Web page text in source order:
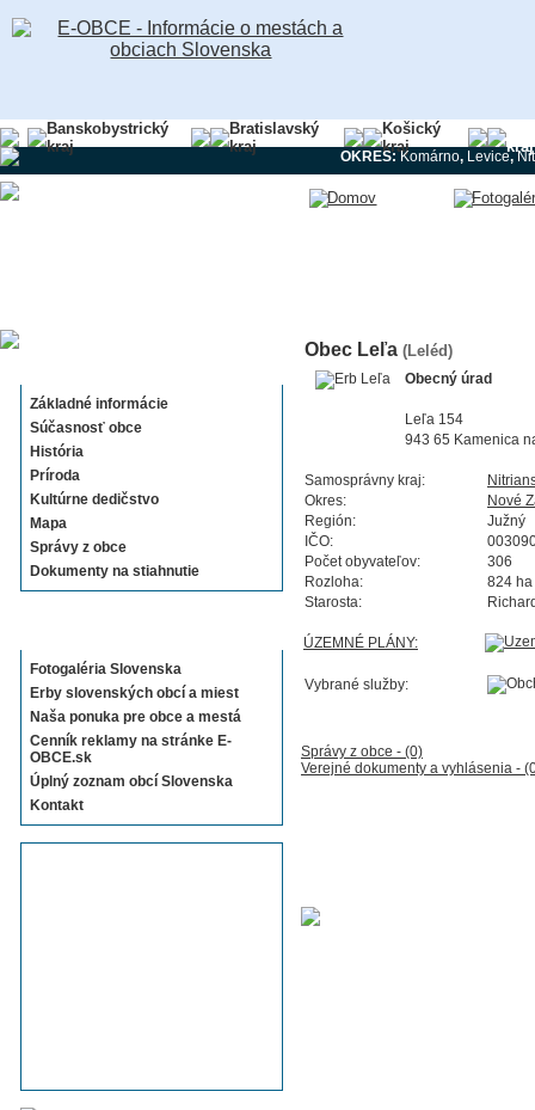
Banskobystrický
kraj
Bratislavský
kraj
Košický
kraj
kraj
OKRES:Komárno, Levice,
Základné informácie
Súčasnosť obce
História
Príroda
Kultúrne dedičstvo
Mapa
Správy z obce
Dokumenty na stiahnutie
Fotogaléria Slovenska
Erby slovenských obcí a miest
Naša ponuka pre obce a mestá
Cenník reklamy na stránke E-
OBCE.sk
Úplný zoznam obcí Slovenska
Kontakt
Obec Leľa (Leléd)
Obecný úrad
Leľa 154
943 65 Kamenica
Samosprávny kraj:
Okres:
Nové
Región:
Južný
IČO:
Počet obyvateľov:
306
Rozloha:
824 ha
Starosta:
ÚZEMNÉ PLÁNY:
Vybrané služby:
Správy z obce - (0)
Verejné dokumenty a vyhlásenia -